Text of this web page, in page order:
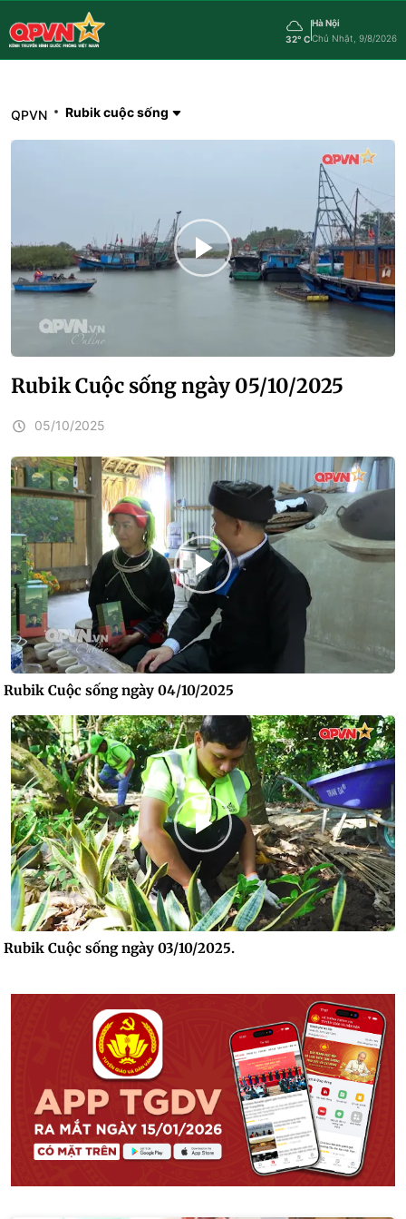
32° C
Hà Nội
Chủ Nhật, 9/8/2026
QPVN Rubik cuộc sống
Rubik Cuộc sống ngày 05/10/2025
05/10/2025
Rubik Cuộc sống ngày 04/10/2025
Rubik Cuộc sống ngày 03/10/2025.